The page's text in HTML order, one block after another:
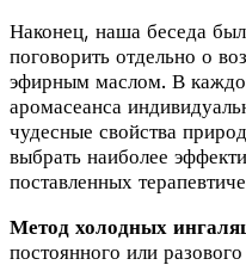
Наконец, наша беседа
поговорить отдельно о
эфирным маслом. В
аромасеанса
чудесные свойства
выбрать наиболее
поставленных
Метод холодных
постоянного или